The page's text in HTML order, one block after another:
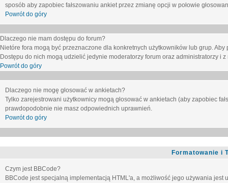
sposób aby zapobiec fałszowaniu ankiet przez zmianę opcji w połowie
Powrót do góry
Dlaczego nie mam dostępu do forum?
Nietóre fora mogą być przeznaczone dla konkretnych użytkowników lub grup.
Dostępu do nich mogą udzielić jedynie moderatorzy forum oraz administratorzy i
Powrót do góry
Dlaczego nie mogę głosować w ankietach?
Tylko zarejestrowani użytkownicy mogą głosować w ankietach (aby zapobiec
prawdopodobnie nie masz odpowiednich uprawnień.
Powrót do góry
Formatowanie i
Czym jest BBCode?
BBCode jest specjalną implementacją HTML'a, a możliwość jego używania